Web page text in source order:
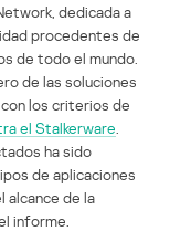
dedicada a
procedentes de
de todo el mundo.
de las soluciones
los criterios de
el Stalkerware
ha sido
de aplicaciones
alcance de la
informe.